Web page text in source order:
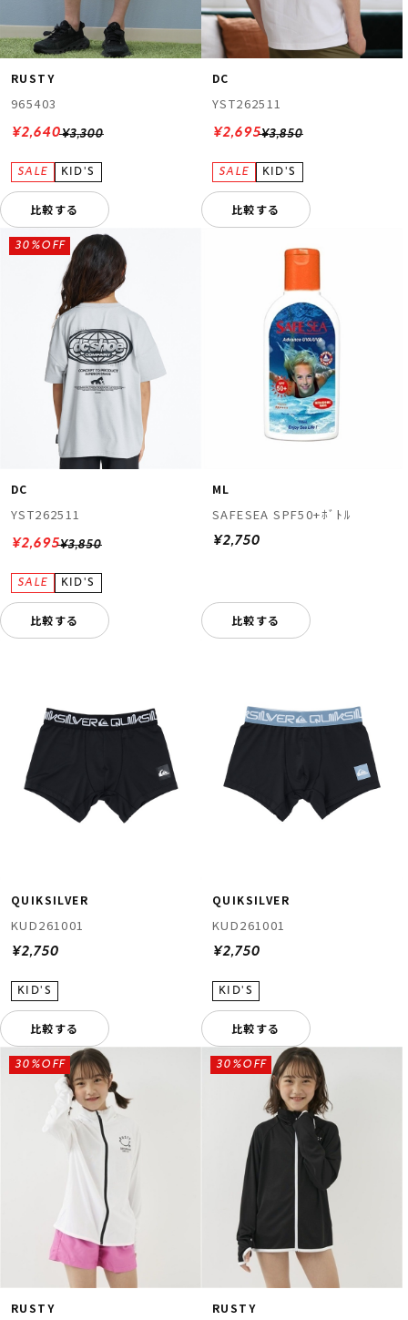
RUSTY
965403
¥3,300
¥2,640
比較する
DC
YST262511
¥3,850
¥2,695
比較する
DC
YST262511
¥3,850
30%OFF
¥2,695
比較する
ML
SAFESEA SPF50+ﾎﾞﾄﾙ
¥2,750
比較する
QUIKSILVER
KUD261001
¥2,750
比較する
QUIKSILVER
KUD261001
¥2,750
比較する
RUSTY
30%OFF
RUSTY
30%OFF